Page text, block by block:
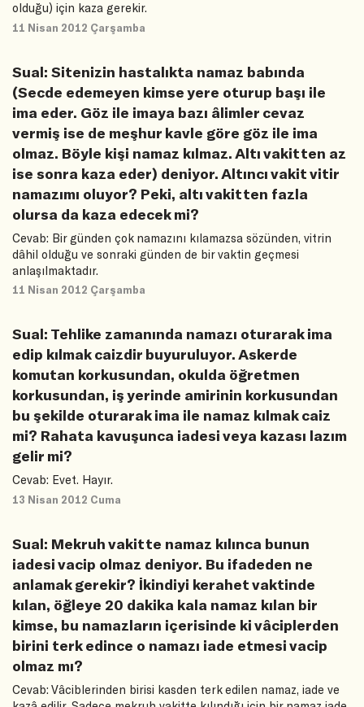
olduğu) için kaza gerekir.
11 Nisan 2012 Çarşamba
Sual: Sitenizin hastalıkta namaz babında
(Secde edemeyen kimse yere oturup başı ile
ima eder. Göz ile imaya bazı âlimler cevaz
vermiş ise de meşhur kavle göre göz ile ima
olmaz. Böyle kişi namaz kılmaz. Altı vakitten az
ise sonra kaza eder) deniyor. Altıncı vakit vitir
namazımı oluyor? Peki, altı vakitten fazla
olursa da kaza edecek mi?
Cevab: Bir günden çok namazını kılamazsa sözünden, vitrin
dâhil olduğu ve sonraki günden de bir vaktin geçmesi
anlaşılmaktadır.
11 Nisan 2012 Çarşamba
Sual: Tehlike zamanında namazı oturarak ima
edip kılmak caizdir buyuruluyor. Askerde
komutan korkusundan, okulda öğretmen
korkusundan, iş yerinde amirinin korkusundan
bu şekilde oturarak ima ile namaz kılmak caiz
mi? Rahata kavuşunca iadesi veya kazası lazım
gelir mi?
Cevab: Evet. Hayır.
13 Nisan 2012 Cuma
Sual: Mekruh vakitte namaz kılınca bunun
iadesi vacip olmaz deniyor. Bu ifadeden ne
anlamak gerekir? İkindiyi kerahet vaktinde
kılan, öğleye 20 dakika kala namaz kılan bir
kimse, bu namazların içerisinde ki vâciplerden
birini terk edince o namazı iade etmesi vacip
olmaz mı?
Cevab: Vâciblerinden birisi kasden terk edilen namaz, iade ve